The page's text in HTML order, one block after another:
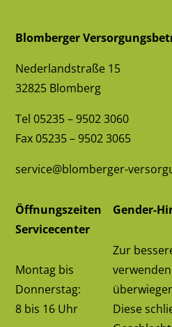
Blomberger
Nederlandstraße 15
32825 Blomberg
Tel05235 – 9502 3060
Fax 05235 – 9502 3065
service@blomberger-
Öffnungszeiten
Servicecenter
Montag bis
Donnerstag:
8 bis 16 Uhr
Gender-
Zur
Diese